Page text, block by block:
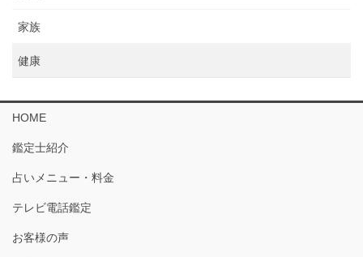
家族
健康
HOME
鑑定士紹介
占いメニュー・料金
テレビ電話鑑定
お客様の声